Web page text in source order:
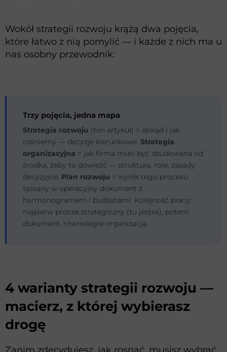
Wokół strategii rozwoju krążą dwa pojęcia,
które łatwo z nią pomylić — i każde z nich ma u
nas osobny przewodnik:
Trzy pojęcia, jedna mapa
Strategia rozwoju (ten artykuł) = dokąd i jak
rośniemy — decyzje kierunkowe. Strategia
organizacyjna = jak firma musi być zbudowana od
środka, żeby to dowieźć — struktura, role, zasady
decyzyjne. Plan rozwoju = wynik tego procesu
spisany w operacyjny dokument z
harmonogramem i budżetami. Kolejność pracy:
najpierw proces strategiczny (tu jesteś), potem
dokument, równolegle organizacja.
4 warianty strategii rozwoju —
macierz, z której wybierasz
drogę